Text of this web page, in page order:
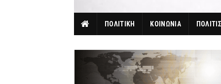
ΠΟΛΙΤΙΚΗ ΚΟΙΝΩΝΙΑ